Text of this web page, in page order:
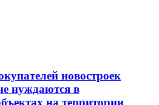
новостроек
нуждаются в
на территории